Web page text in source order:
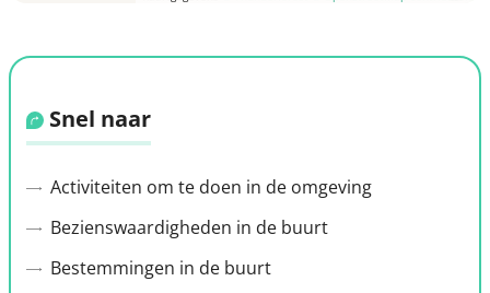
Snel naar
Activiteiten om te doen in de omgeving
Bezienswaardigheden in de buurt
Bestemmingen in de buurt